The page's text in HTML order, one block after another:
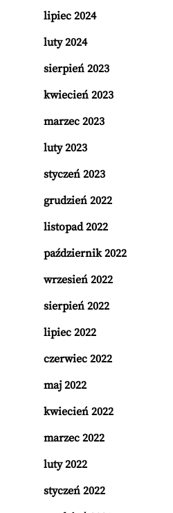
lipiec 2024
luty 2024
sierpień 2023
kwiecień 2023
marzec 2023
luty 2023
styczeń 2023
grudzień 2022
listopad 2022
październik 2022
wrzesień 2022
sierpień 2022
lipiec 2022
czerwiec 2022
maj 2022
kwiecień 2022
marzec 2022
luty 2022
styczeń 2022